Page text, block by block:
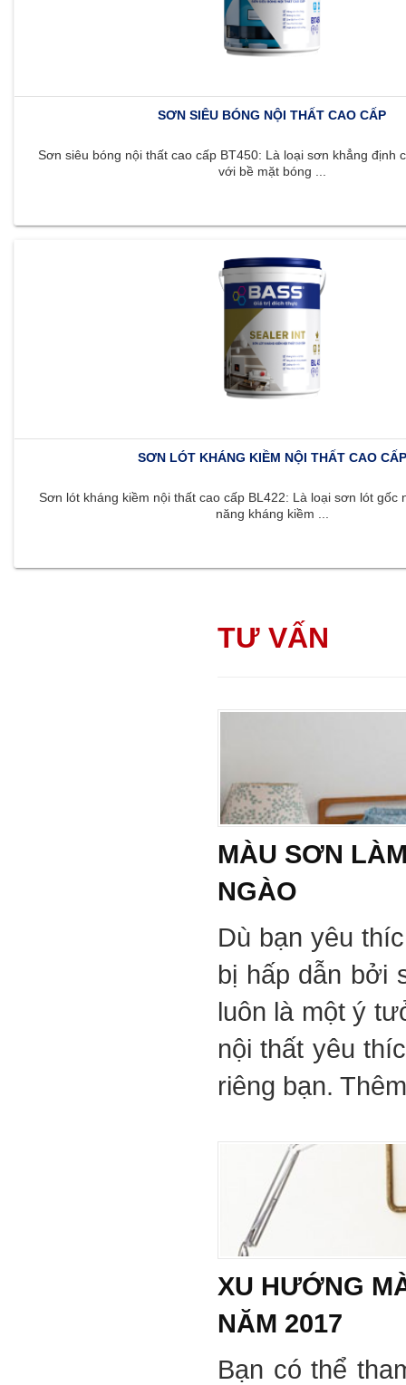
SƠN SIÊU BÓNG NỘI THẤT CAO CẤP
Sơn siêu bóng nội thất cao cấp BT450: Là loại sơn khẳng định
với bề mặt bóng ...
SƠN LÓT KHÁNG KIỀM NỘI THẤT CAO CẤP
Sơn lót kháng kiềm nội thất cao cấp BL422: Là loại sơn lót gốc
năng kháng kiềm ...
TƯ VẤN
MÀU SƠN
NGÀO
Dù bạn yêu
bị hấp dẫn bởi
luôn là một ý
nội thất yêu
riêng bạn.
XU HƯỚNG
NĂM 2017
Bạn có thể